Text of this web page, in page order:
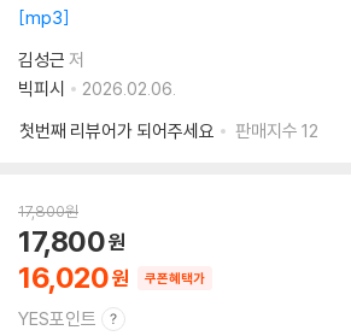
mp3
김성근 저
빅피시
2026.02.06.
첫번째 리뷰어가 되어주세요
판매지수 12
17,800원
16,020
17,800
쿠폰혜택가
YES포인트